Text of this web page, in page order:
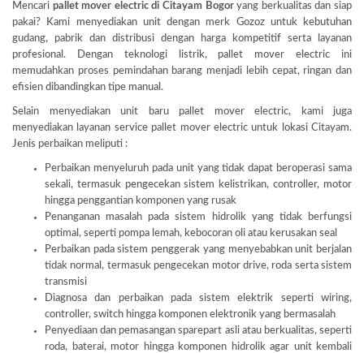
Mencari pallet mover electric di Citayam Bogoryang berkualitas dan siap
pakai? Kami menyediakan unit dengan merk Gozoz untuk kebutuhan
gudang, pabrik dan distribusi dengan harga kompetitif serta layanan
profesional. Dengan teknologi listrik, pallet mover electric ini
memudahkan proses pemindahan barang menjadi lebih cepat, ringan dan
efisien dibandingkan tipe manual.
Selain menyediakan unit baru pallet mover electric, kami juga
menyediakan layanan service pallet mover electric untuk lokasi Citayam.
Jenis perbaikan meliputi :
Perbaikan menyeluruh pada unit yang tidak dapat beroperasi sama
sekali, termasuk pengecekan sistem kelistrikan, controller, motor
hingga penggantian komponen yang rusak
Penanganan masalah pada sistem hidrolik yang tidak berfungsi
optimal, seperti pompa lemah, kebocoran oli atau kerusakan seal
Perbaikan pada sistem penggerak yang menyebabkan unit berjalan
tidak normal, termasuk pengecekan motor drive, roda serta sistem
transmisi
Diagnosa dan perbaikan pada sistem elektrik seperti wiring,
controller, switch hingga komponen elektronik yang bermasalah
Penyediaan dan pemasangan sparepart asli atau berkualitas, seperti
roda, baterai, motor hingga komponen hidrolik agar unit kembali